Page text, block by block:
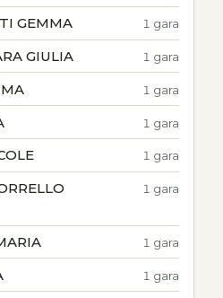
GEMMA 1 gara
GIULIA 1 gara
1 gara
1 gara
1 gara
1 gara
1 gara
1 gara